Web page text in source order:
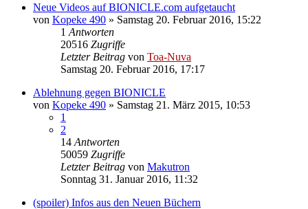
Neue Videos auf BIONICLE.com aufgetaucht
von Kopeke 490 » Samstag 20. Februar 2016, 15:22
1 Antworten
20516 Zugriffe
Letzter Beitrag von Toa-Nuva
Samstag 20. Februar 2016, 17:17
Ablehnung gegen BIONICLE
von Kopeke 490 » Samstag 21. März 2015, 10:53
1
2
14 Antworten
50059 Zugriffe
Letzter Beitrag von Makutron
Sonntag 31. Januar 2016, 11:32
(spoiler) Infos aus den Neuen Büchern